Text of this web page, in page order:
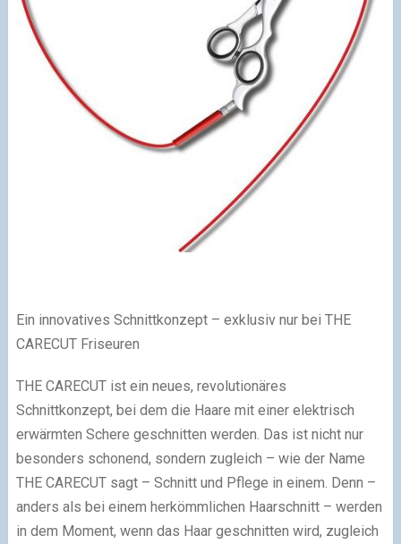
Ein innovatives Schnittkonzept – exklusiv nur bei THE
CARECUT Friseuren
THE CARECUT ist ein neues, revolutionäres
Schnittkonzept, bei dem die Haare mit einer elektrisch
erwärmten Schere geschnitten werden. Das ist nicht nur
besonders schonend, sondern zugleich – wie der Name
THE CARECUT sagt – Schnitt und Pflege in einem. Denn –
anders als bei einem herkömmlichen Haarschnitt – werden
in dem Moment, wenn das Haar geschnitten wird, zugleich